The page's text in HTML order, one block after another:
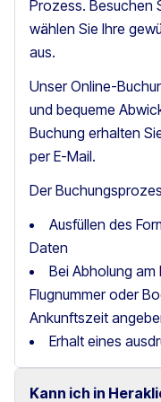
Prozess. Besuchen
wählen Sie Ihre
aus.
Unser Online-
und bequeme
Buchung erhalten
per E-Mail.
Der
Ausfüllen des
Daten
Bei Abholung
Flugnummer oder
Ankunftszeit
Erhalt eines
Kann ich in